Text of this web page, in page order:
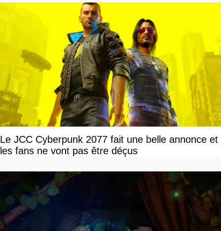
Le JCC Cyberpunk 2077 fait une belle annonce et
les fans ne vont pas être déçus